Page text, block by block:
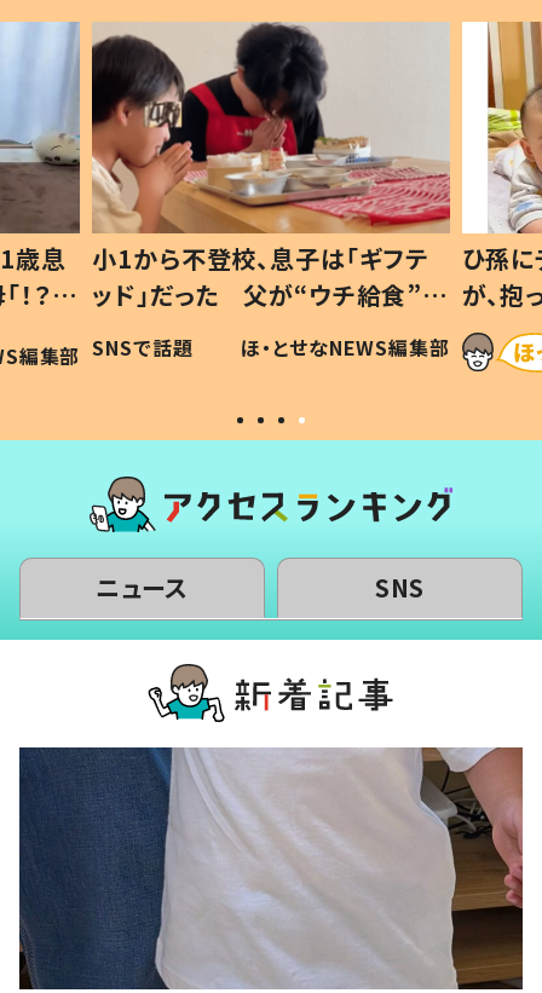
歳息
？」
編集部
小1から不登校、息子は「ギフテ
ッド」だった 父が“ウチ給食”を
作り続ける理由とは #令和の親
#令和の子
SNSで話題 ほ・とせなNEWS編集部
ひ孫
が、
「涙が
い」
ニュース SNS